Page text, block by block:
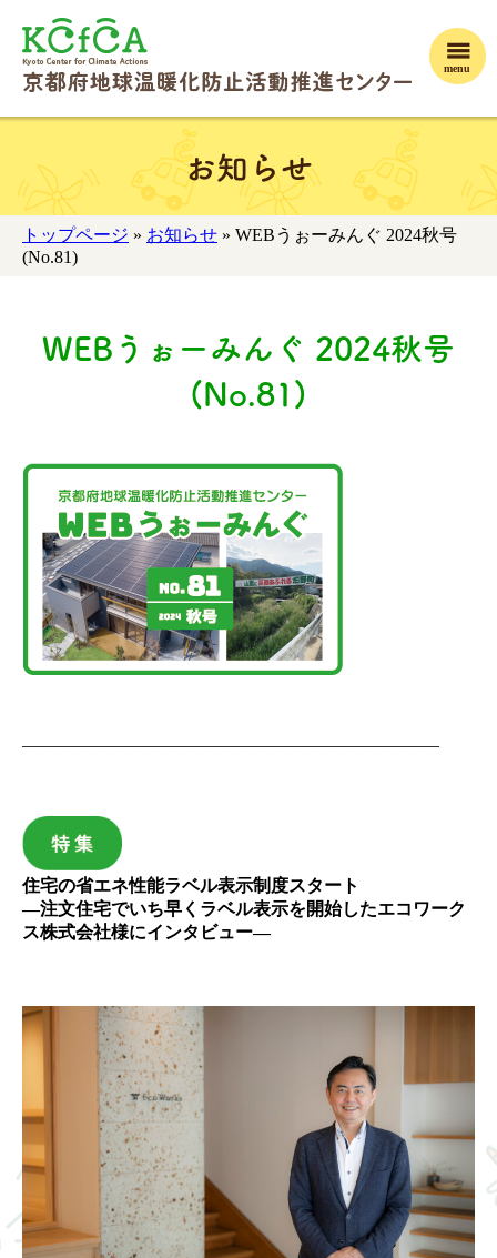
menu
お知らせ
トップページ » お知らせ » WEBうぉーみんぐ 2024秋号
(No.81)
WEBうぉーみんぐ 2024秋号
(No.81)
———————————————————————–
住宅の省エネ性能ラベル表示制度スタート
―注文住宅でいち早くラベル表示を開始したエコワーク
ス株式会社様にインタビュー―